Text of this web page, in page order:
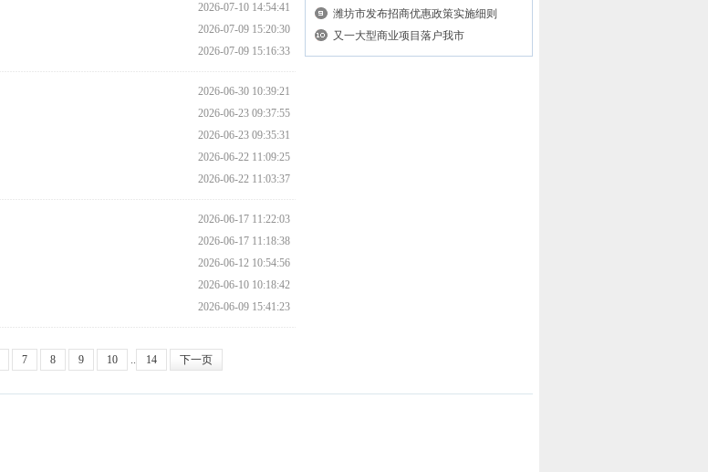
2026-07-10 14:54:41
2026-07-09 15:20:30
2026-07-09 15:16:33
2026-06-30 10:39:21
2026-06-23 09:37:55
2026-06-23 09:35:31
2026-06-22 11:09:25
2026-06-22 11:03:37
2026-06-17 11:22:03
2026-06-17 11:18:38
2026-06-12 10:54:56
2026-06-10 10:18:42
2026-06-09 15:41:23
7 8 9 10 .. 14 下一页
潍坊市发布招商优惠政策实施细则
又一大型商业项目落户我市